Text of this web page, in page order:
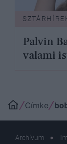
Palvin
valami
Címke
Archívum